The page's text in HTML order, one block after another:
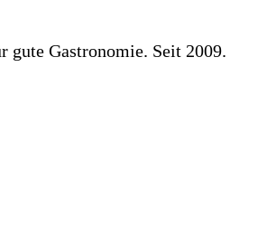
gute Gastronomie. Seit 2009.